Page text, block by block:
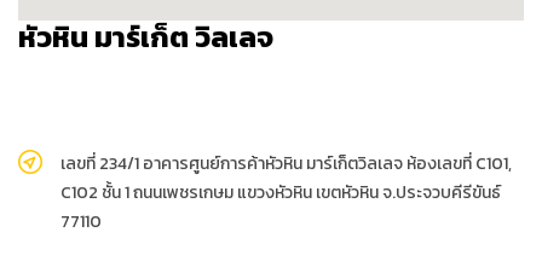
หัวหิน มาร์เก็ต วิลเลจ
เลขที่ 234/1 อาคารศูนย์การค้าหัวหิน มาร์เก็ตวิลเลจ ห้องเลขที่ C101,
C102 ชั้น 1 ถนนเพชรเกษม แขวงหัวหิน เขตหัวหิน จ.ประจวบคีรีขันธ์
77110